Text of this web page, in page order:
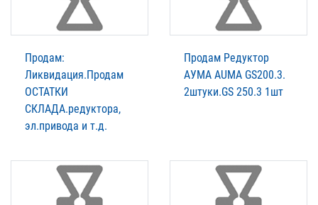
Продам:
Ликвидация.Продам
ОСТАТКИ
СКЛАДА.редуктора,
эл.привода и т.д.
Продам Редуктор
АУМА AUMA GS200.3.
2штуки.GS 250.3 1шт